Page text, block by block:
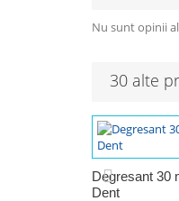
Nu sunt opinii
30 alte
Degresant 30
Dent